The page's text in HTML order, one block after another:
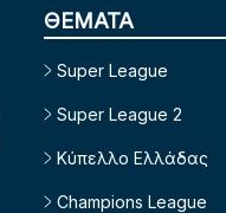
ΘΕΜΑΤΑ
Super League
Super League 2
Κύπελλο Ελλάδας
Champions League